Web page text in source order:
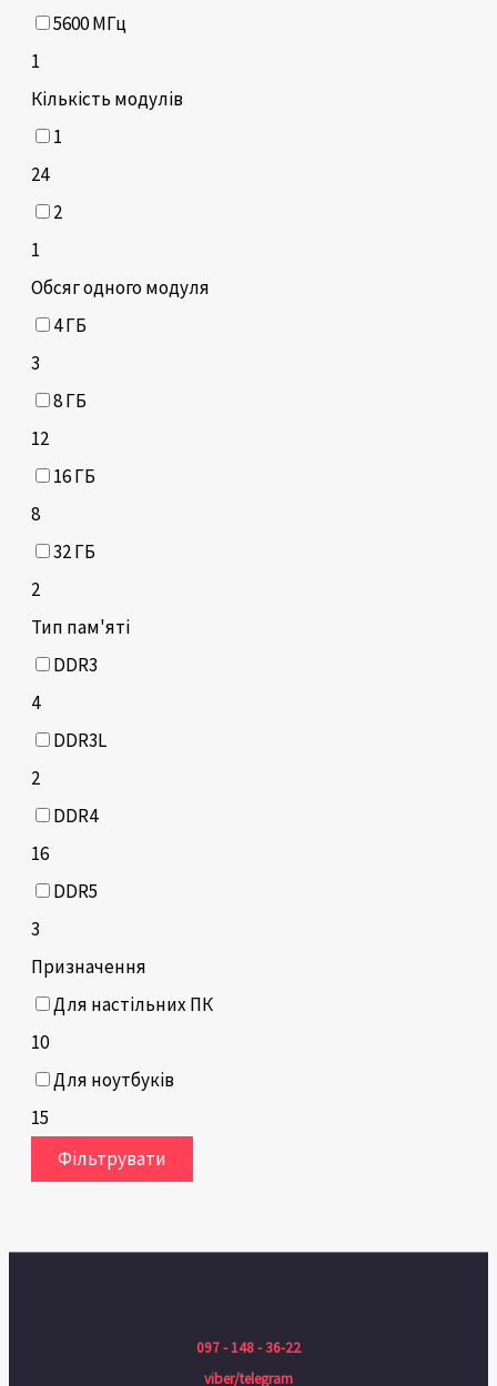
5600 МГц
1
Кількість модулів
1
24
2
1
Обсяг одного модуля
4 ГБ
3
8 ГБ
12
16 ГБ
8
32 ГБ
2
Тип пам'яті
DDR3
4
DDR3L
2
DDR4
16
DDR5
3
Призначення
Для настільних ПК
10
Для ноутбуків
15
Фільтрувати
097 - 148 - 36-22
viber/telegram